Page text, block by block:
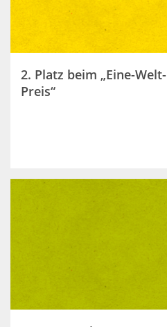
2. Platz beim „Eine-Welt-
Preis“